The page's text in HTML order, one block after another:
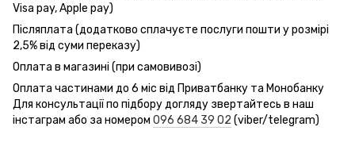
Visa pay, Apple pay)
Післяплата (додатково сплачуєте послуги пошти у розмірі
2,5% від суми переказу)
Оплата в магазині (при самовивозі)
Оплата частинами до 6 міс від Приватбанку та Монобанку
Для консультації по підбору догляду звертайтесь в наш
інстаграм або за номером 096 684 39 02 (viber/telegram)